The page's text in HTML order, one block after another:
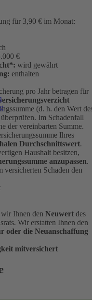
für 3,90 € im Monat:
€
wird gewährt
enthalten
pro Jahr betragen für
(d. h. den Wert
Im Schadenfall
der vereinbarten Summe.
Ihres
Durchschnittswert.
Haushalt besitzen,
anzupassen.
versicherten Schaden den
wir Ihnen den Neuwert des
Wir erstatten Ihnen den
oder die Neuanschaffung
mitversichert